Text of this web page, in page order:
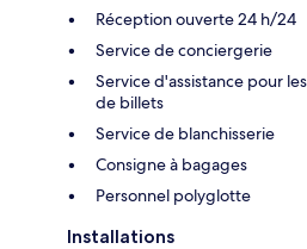
Réception ouverte 24 h/24
Service de conciergerie
Service d'assistance pour
de billets
Service de blanchisserie
Consigne à bagages
Personnel polyglotte
Installations